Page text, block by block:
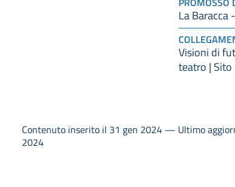
La Baracca
Visioni di
teatro | Sito
Contenuto inserito il 31 gen 2024 — Ultimo
2024